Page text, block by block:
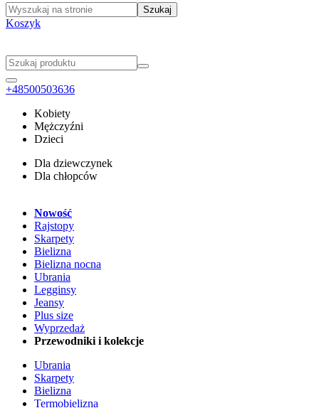
Koszyk
+48500503636
Kobiety
Mężczyźni
Dzieci
Dla dziewczynek
Dla chłopców
Nowość
Rajstopy
Skarpety
Bielizna
Bielizna nocna
Ubrania
Legginsy
Jeansy
Plus size
Wyprzedaż
Przewodniki i kolekcje
Ubrania
Skarpety
Bielizna
Termobielizna